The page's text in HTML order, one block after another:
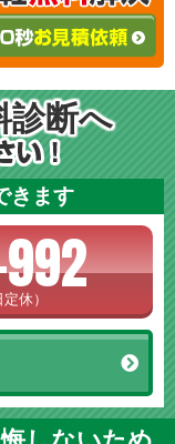
診断へ
きます
休）